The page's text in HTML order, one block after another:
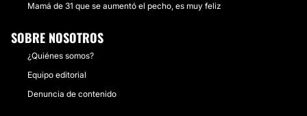
Mamá de 31 que se aumentó el pecho, es muy feliz
SOBRE NOSOTROS
¿Quiénes somos?
Equipo editorial
Denuncia de contenido